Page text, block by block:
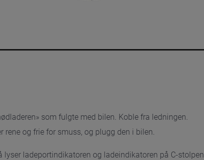
som fulgte med bilen. Koble fra ledningen.
og frie for smuss, og plugg den i bilen.
ladeportindikatoren og ladeindikatoren på C-stolpen